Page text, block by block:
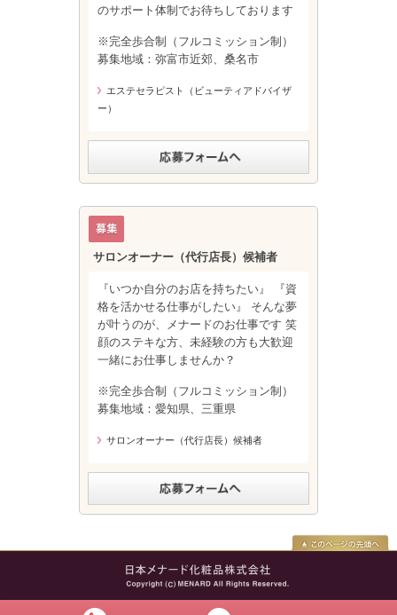
のサポート体制でお待ちしております
※完全歩合制（フルコミッション制）
募集地域：弥富市近郊、桑名市
エステセラピスト（ビューティアドバイザ
ー）
サロンオーナー（代行店長）候補者
『いつか自分のお店を持ちたい』 『資
格を活かせる仕事がしたい』 そんな夢
が叶うのが、メナードのお仕事です 笑
顔のステキな方、未経験の方も大歓迎
一緒にお仕事しませんか？
※完全歩合制（フルコミッション制）
募集地域：愛知県、三重県
サロンオーナー（代行店長）候補者